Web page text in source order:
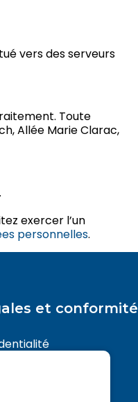
vers des serveurs
Toute
Allée Marie Clarac,
exercer l’un
personnelles.
et conformité